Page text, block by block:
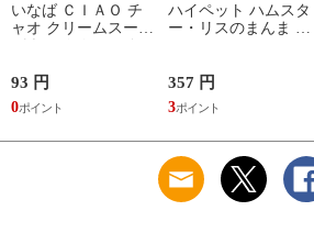
いなば ＣＩＡＯ チ
ャオ クリームスープ
４０ｇ 猫 キャット
フード 関東当日便
93 円
0
ハイペット ハムスタ
ー・リスのまんま ス
東当日便
357 円
3